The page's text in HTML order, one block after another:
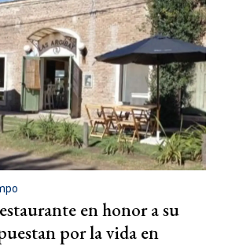
en honor a su
por la vida en